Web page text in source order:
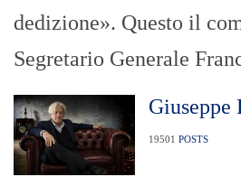
dedizione». Questo il
Segretario Generale
Giuseppe
19501 POSTS